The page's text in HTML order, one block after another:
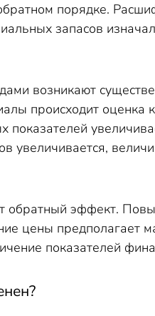
порядке.
запасов
возникают
происходит оценка
показателей
увеличивается,
обратный эффект.
цены предполагает
показателей